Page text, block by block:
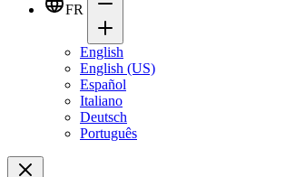
FR
English
English (US)
Español
Italiano
Deutsch
Português